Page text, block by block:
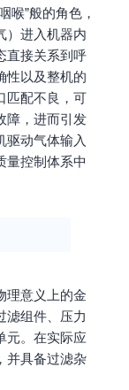
喉”般的角色，
）进入机器内
直接关系到呼
性以及整机的
匹配不良，可
障，进而引发
驱动气体输入
量控制体系中
理意义上的金
滤组件、压力
元。在实际应
并具备过滤杂